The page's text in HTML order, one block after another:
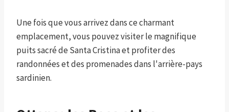
Une fois que vous arrivez dans ce charmant
emplacement, vous pouvez visiter le magnifique
puits sacré de Santa Cristina et profiter des
randonnées et des promenades dans l'arrière-pays
sardinien.